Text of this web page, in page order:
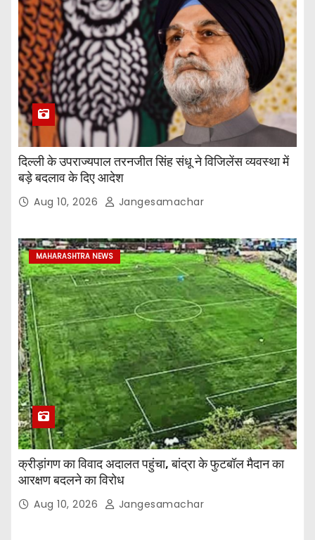
दिल्ली के उपराज्यपाल तरनजीत सिंह संधू ने विजिलेंस व्यवस्था में
बड़े बदलाव के दिए आदेश
Aug 10, 2026 Jangesamachar
MAHARASHTRA NEWS
क्रीड़ांगण का विवाद अदालत पहुंचा, बांद्रा के फुटबॉल मैदान का
आरक्षण बदलने का विरोध
Aug 10, 2026 Jangesamachar